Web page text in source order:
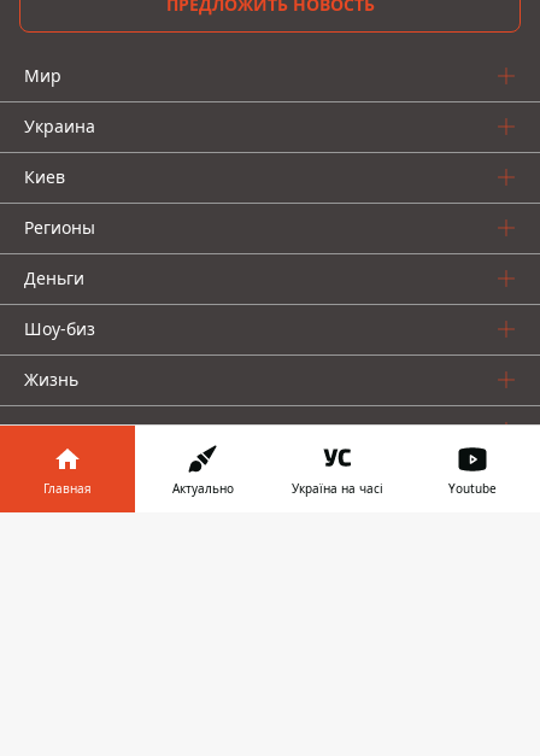
Мир
Украина
Киев
Регионы
Деньги
Шоу-биз
Жизнь
О нас
Главная Актуально Україна на часі Youtube